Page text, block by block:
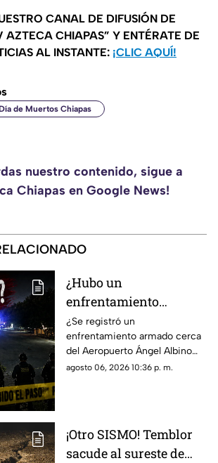
CANAL DE DIFUSIÓN DE
AZTECA CHIAPAS” Y ENTÉRATE DE
AL INSTANTE: ¡CLIC AQUÍ!
de Muertos Chiapas
nuestro contenido, sigue a
Chiapas en Google News!
¿Hubo un
enfrentamiento
armado en el
aeropuerto Ángel
Albino Corzo? Esto
dijeron las autoridades
¿Se registró un
enfrentamiento armado cerca
del Aeropuerto Ángel Albino
Corzo? Autoridades
agosto 06, 2026 10:36 p. m.
¡Otro SISMO! Temblor
sacude al sureste de